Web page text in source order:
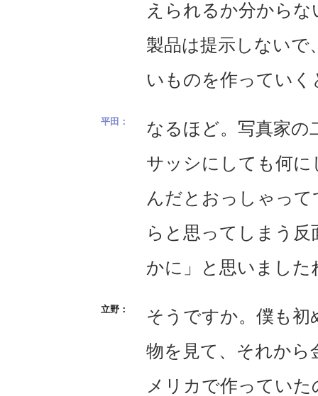
えられるか分から
製品は提示しないで
いものを作ってい
なるほど。写真家の
サッシにしても何
んだとおっしゃっ
らと思ってしまう
かに」と思いました
そうですか。僕も
物を見て、それから
メリカで作ってい